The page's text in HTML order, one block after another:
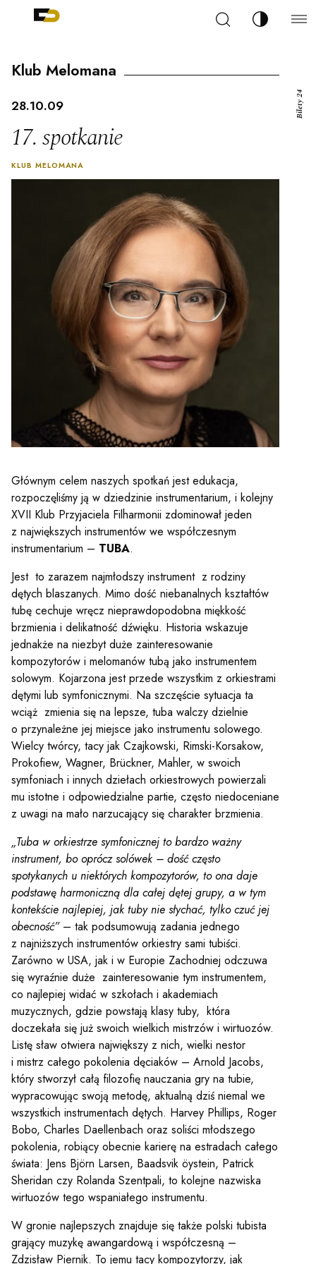
Szukaj Zmień
YOUTUBE INSTAGRAM
Polityka prywatności
Praca
Klub Melomana
28.10.09
17. spotkanie
KLUB MELOMANA
Głównym celem naszych spotkań jest edukacja,
rozpoczęliśmy ją w dziedzinie instrumentarium, i kolejny
XVII Klub Przyjaciela Filharmonii zdominował jeden
z największych instrumentów we współczesnym
instrumentarium – TUBA.
Jest to zarazem najmłodszy instrument z rodziny
dętych blaszanych. Mimo dość niebanalnych kształtów
tubę cechuje wręcz nieprawdopodobna miękkość
brzmienia i delikatność dźwięku. Historia wskazuje
jednakże na niezbyt duże zainteresowanie
kompozytorów i melomanów tubą jako instrumentem
solowym. Kojarzona jest przede wszystkim z orkiestrami
dętymi lub symfonicznymi. Na szczęście sytuacja ta
wciąż zmienia się na lepsze, tuba walczy dzielnie
o przynależne jej miejsce jako instrumentu solowego.
Wielcy twórcy, tacy jak Czajkowski, Rimski-Korsakow,
Prokofiew, Wagner, Brückner, Mahler, w swoich
symfoniach i innych dziełach orkiestrowych powierzali
mu istotne i odpowiedzialne partie, często niedoceniane
z uwagi na mało narzucający się charakter brzmienia.
„Tuba w orkiestrze symfonicznej to bardzo ważny
instrument, bo oprócz solówek – dość często
spotykanych u niektórych kompozytorów, to ona daje
podstawę harmoniczną dla całej dętej grupy, a w tym
kontekście najlepiej, jak tuby nie słychać, tylko czuć jej
obecność” – tak podsumowują zadania jednego
z najniższych instrumentów orkiestry sami tubiści.
Zarówno w USA, jak i w Europie Zachodniej odczuwa
się wyraźnie duże zainteresowanie tym instrumentem,
co najlepiej widać w szkołach i akademiach
muzycznych, gdzie powstają klasy tuby, która
doczekała się już swoich wielkich mistrzów i wirtuozów.
Listę sław otwiera największy z nich, wielki nestor
i mistrz całego pokolenia dęciaków – Arnold Jacobs,
który stworzył całą filozofię nauczania gry na tubie,
wypracowując swoją metodę, aktualną dziś niemal we
wszystkich instrumentach dętych. Harvey Phillips, Roger
Bobo, Charles Daellenbach oraz soliści młodszego
pokolenia, robiący obecnie karierę na estradach całego
świata: Jens Björn Larsen, Baadsvik öystein, Patrick
Sheridan czy Rolanda Szentpali, to kolejne nazwiska
wirtuozów tego wspaniałego instrumentu.
W gronie najlepszych znajduje się także polski tubista
grający muzykę awangardową i współczesną –
Zdzisław Piernik. To jemu tacy kompozytorzy, jak
Bilety 24